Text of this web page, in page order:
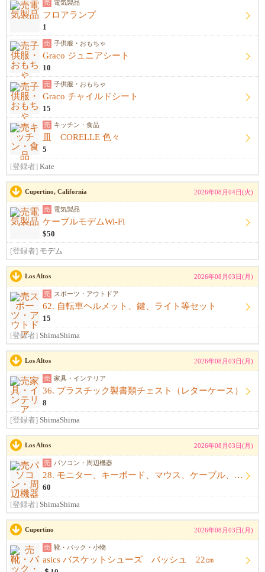
売 電気製品
フロアランプ
1
売 子供服・おもちゃ
Graco ジュニアシート
10
売 子供服・おもちゃ
Graco チャイルドシート
15
売 キッチン・食品
皿 CORELLE 色々
5
[登録者] Kate
Cupertino, California 2026年08月04日(火)
売 電気製品
ケーブルモデムWi-Fi
$50
[登録者] モデム
Los Altos 2026年08月03日(月)
売 スポーツ・アウトドア
62. 自転車ヘルメット、鍵、ライト等セット
15
[登録者] ShimaShima
Los Altos 2026年08月03日(月)
売 家具・インテリア
36. プラスチック製書類チェスト（レターケース）
8
[登録者] ShimaShima
Los Altos 2026年08月03日(月)
売 パソコン・周辺機器
28. モニター、キーボード、マウス、ケーブル、アームレスト一式
60
[登録者] ShimaShima
Cupertino 2026年08月03日(月)
売 靴・バック・小物
asics バスケットシューズ バッシュ 22㎝